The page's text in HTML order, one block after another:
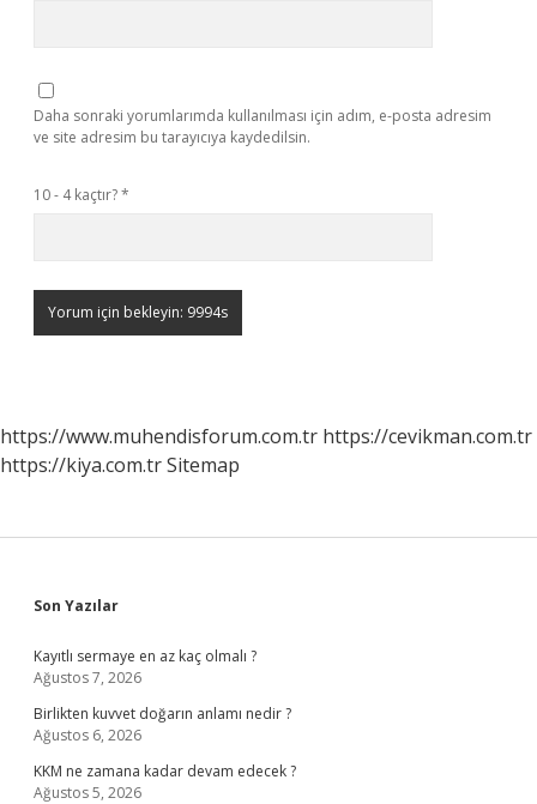
Daha sonraki yorumlarımda kullanılması için adım, e-posta adresim
ve site adresim bu tarayıcıya kaydedilsin.
10 - 4 kaçtır?*
https://www.muhendisforum.com.tr https://cevikman.com.tr
https://kiya.com.trSitemap
Sidebar
Son Yazılar
Kayıtlı sermaye en az kaç olmalı ?
Ağustos 7, 2026
Birlikten kuvvet doğarın anlamı nedir ?
Ağustos 6, 2026
KKM ne zamana kadar devam edecek ?
Ağustos 5, 2026